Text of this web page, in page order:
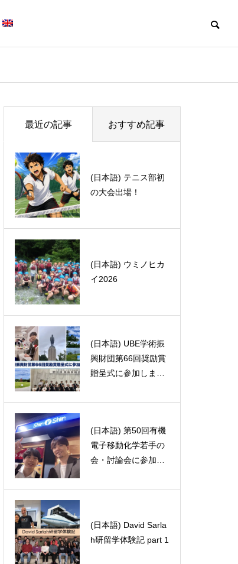
Members
研究室メンバー
Collaboration
共同研究
molecules
革新的な分子をつくる。
(日本語) 第50回有機電子移動
化学若手の会・討論会に参加
しました。
体験記 part 1
最近の記事 おすすめ記事
(日本語) テニス部初
の大会出場！
(日本語) ウミノヒカ
イ2026
(日本語) UBE学術振
興財団第66回奨励賞
贈呈式に参加しまし
(日本語) 第50回有機
電子移動化学若手の
会・討論会に参加し
(日本語) David Sarla
h研留学体験記 part 1
(日本語) 最終講義20
26
(日本語) 夜行スノボ~
戸狩温泉スキー場~
(日本語) Macの持ち
(日本語) 僕はこんな
ことできるんだよ?
フードファイト編
(日本語) 第3回山口研
釣り部活動